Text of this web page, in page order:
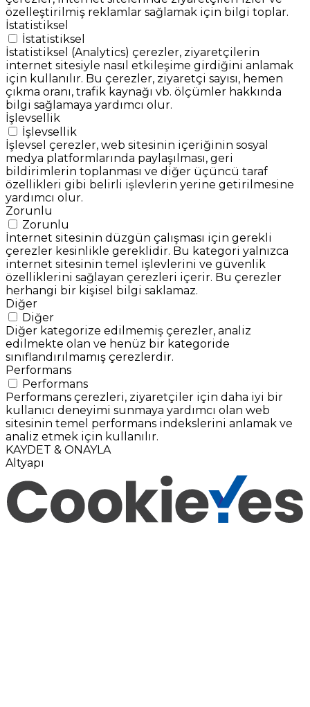
özelleştirilmiş reklamlar sağlamak için bilgi toplar.
İstatistiksel
İstatistiksel
İstatistiksel (Analytics) çerezler, ziyaretçilerin
internet sitesiyle nasıl etkileşime girdiğini anlamak
için kullanılır. Bu çerezler, ziyaretçi sayısı, hemen
çıkma oranı, trafik kaynağı vb. ölçümler hakkında
bilgi sağlamaya yardımcı olur.
İşlevsellik
İşlevsellik
İşlevsel çerezler, web sitesinin içeriğinin sosyal
medya platformlarında paylaşılması, geri
bildirimlerin toplanması ve diğer üçüncü taraf
özellikleri gibi belirli işlevlerin yerine getirilmesine
yardımcı olur.
Zorunlu
Zorunlu
İnternet sitesinin düzgün çalışması için gerekli
çerezler kesinlikle gereklidir. Bu kategori yalnızca
internet sitesinin temel işlevlerini ve güvenlik
özelliklerini sağlayan çerezleri içerir. Bu çerezler
herhangi bir kişisel bilgi saklamaz.
Diğer
Diğer
Diğer kategorize edilmemiş çerezler, analiz
edilmekte olan ve henüz bir kategoride
sınıflandırılmamış çerezlerdir.
Performans
Performans
Performans çerezleri, ziyaretçiler için daha iyi bir
kullanıcı deneyimi sunmaya yardımcı olan web
sitesinin temel performans indekslerini anlamak ve
analiz etmek için kullanılır.
KAYDET & ONAYLA
Altyapı